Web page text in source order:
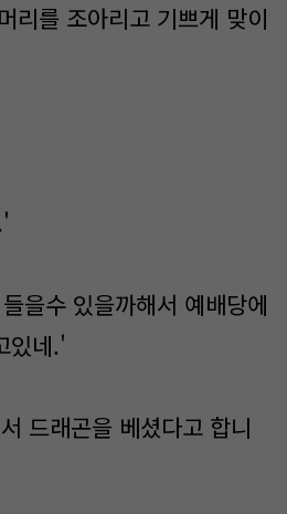
리를 조아리고 기쁘게 맞이
을수 있을까해서 예배당에
있네.'
드래곤을 베셨다고 합니